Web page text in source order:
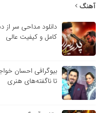
آهنگ
دانلود مداحی سر
کامل و کیفیت عالی
بیوگرافی احسان
تا ناگفته‌های هنری